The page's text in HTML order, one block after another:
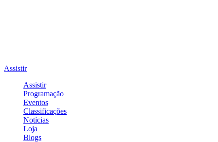
Assistir
Assistir
Programação
Eventos
Classificações
Notícias
Loja
Blogs